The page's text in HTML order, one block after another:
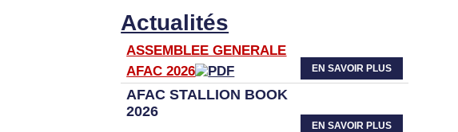
Actualités
ASSEMBLEE GENERALE
AFAC 2026
EN SAVOIR PLUS
AFAC STALLION BOOK
2026
EN SAVOIR PLUS